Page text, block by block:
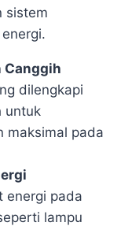
sistem
Canggih
dilengkapi
untuk
maksimal pada
energi pada
lampu